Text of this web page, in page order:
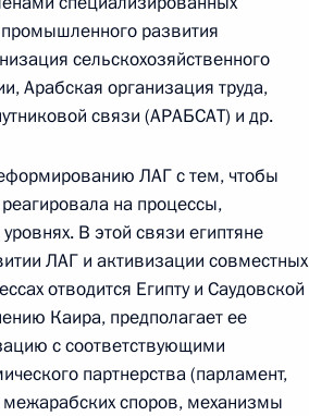
к участникам VIII
Киргизского
форума и XII
Киргизской
конференции
промышленного развития
сельскохозяйственного
Арабская организация труда,
связи (АРАБСАТ) и др.
ЛАГ с тем, чтобы
на процессы,
В этой связи египтяне
ЛАГ и активизации совместных
отводится Египту и Саудовской
Каира, предполагает ее
с соответствующими
партнерства (парламент,
споров, механизмы